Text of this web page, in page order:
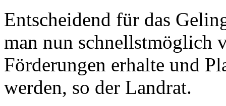
Entscheidend für das
man nun schnellstmöglich
Förderungen erhalte und
werden, so der Landrat.